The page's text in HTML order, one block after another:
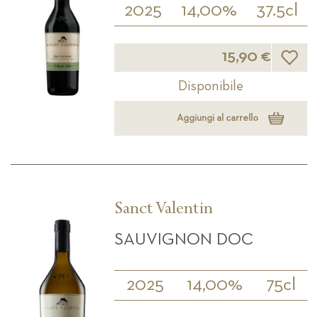
2025 14,00% 37.5cl
15,90 €
Disponibile
Aggiungi al carrello
Sanct Valentin
SAUVIGNON DOC
2025 14,00% 75cl